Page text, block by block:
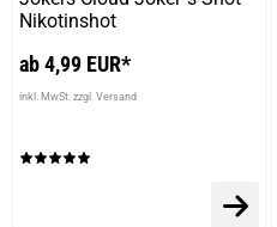
Nikotinshot
ab 4,99 EUR*
inkl. MwSt. zzgl. Versand